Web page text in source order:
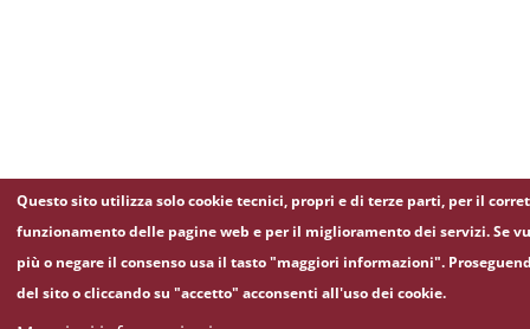
Questo sito utilizza solo cookie tecnici, propri e di terze parti, per il
funzionamento delle pagine web e per il miglioramento dei servizi. Se
più o negare il consenso usa il tasto "maggiori informazioni".
del sito o cliccando su "accetto" acconsenti all'uso dei cookie.